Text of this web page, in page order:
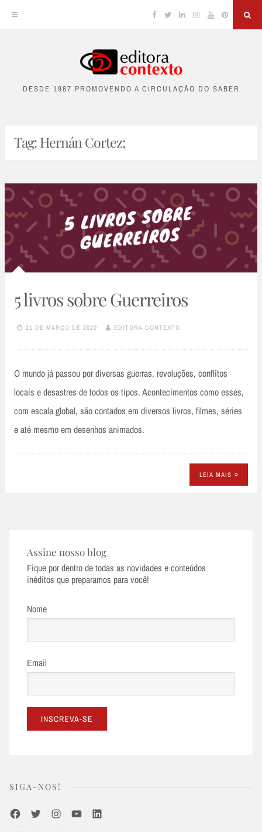
content
Facebook
TwitterLinkedinInstagram
YouTubePinterest
DESDE 1987 PROMOVENDO A CIRCULAÇÃO DO SABER
Tag:Hernán Cortez;
5 livros sobre Guerreiros
21 DE MARÇO DE 2020 EDITORA CONTEXTO
O mundo já passou por diversas guerras, revoluções, conflitos
locais e desastres de todos os tipos. Acontecimentos como esses,
com escala global, são contados em diversos livros, filmes, séries
e até mesmo em desenhos animados.
LEIA MAIS
Assine nosso blog
Fique por dentro de todas as novidades e conteúdos
inéditos que preparamos para você!
Nome
Email
SIGA-NOS!
FacebookTwitterInstagramYoutubeLinkedIn